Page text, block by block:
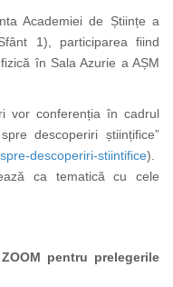
Academiei de Științe a
1), participarea fiind
în Sala Azurie a AȘM
vor conferenția în cadrul
descoperiri științifice”
descoperiri-stiintifice).
ca tematică cu cele
pentru prelegerile